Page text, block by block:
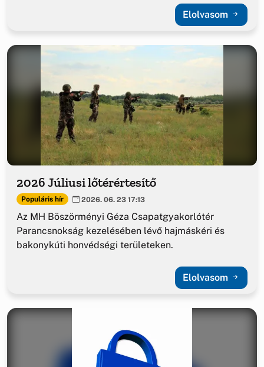
Elolvasom
2026 Júliusi lőtérértesítő
Populáris hír 2026. 06. 23 17:13
Az MH Böszörményi Géza Csapatgyakorlótér
Parancsnokság kezelésében lévő hajmáskéri és
bakonykúti honvédségi területeken.
Elolvasom